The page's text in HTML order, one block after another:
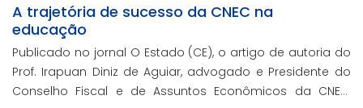
A trajetória de sucesso da CNEC na
educação
Publicado no jornal O Estado (CE), o artigo de autoria do
Prof. Irapuan Diniz de Aguiar, advogado e Presidente do
Conselho Fiscal e de Assuntos Econômicos da CNEC,